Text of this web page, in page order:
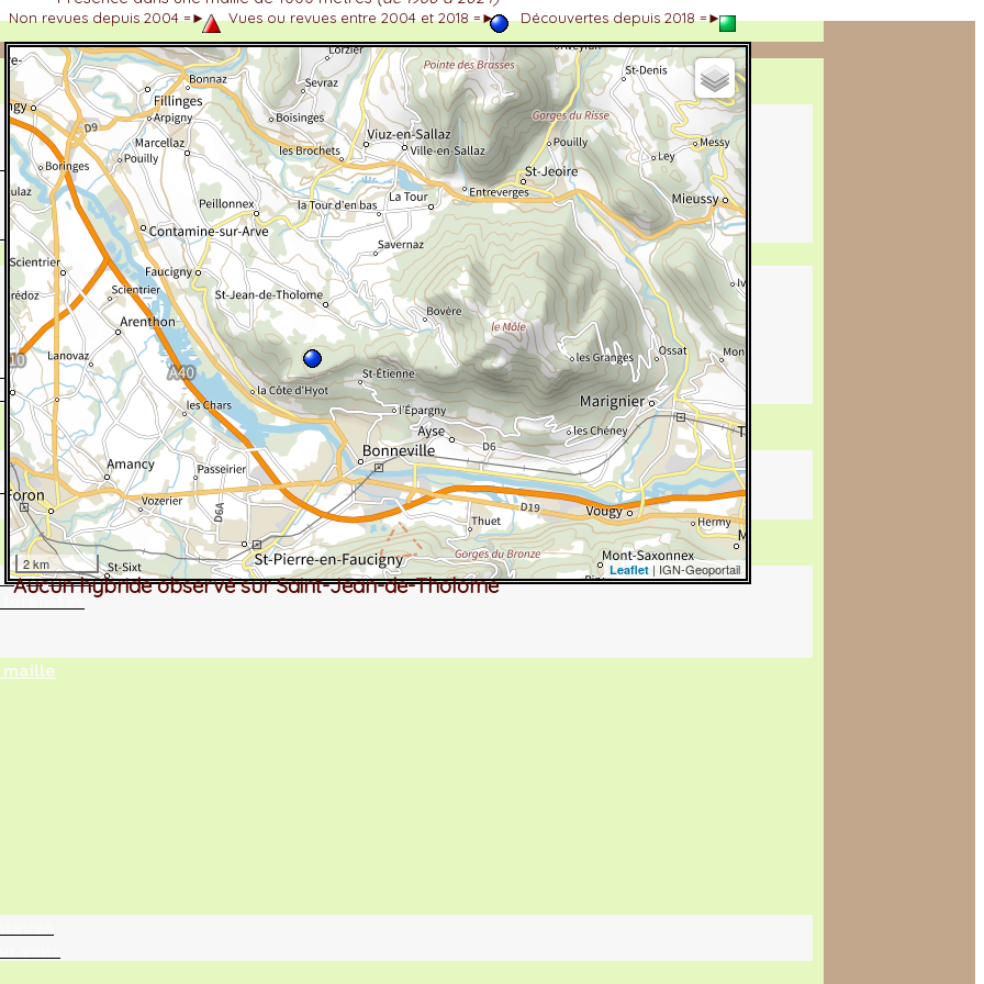
Alpes
cotations UICN)
?
maille
2 km Leaflet| IGN-Geoportail
Aucun hybride observé sur Saint-Jean-de-Tholome
Non revues depuis 2004 =► Vues ou revues entre 2004 et 2018 =► Découvertes depuis 2018 =►